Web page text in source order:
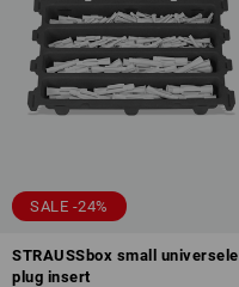
SALE -24%
STRAUSSbox small universele
plug insert